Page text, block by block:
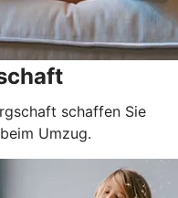
schaffen Sie
Umzug.